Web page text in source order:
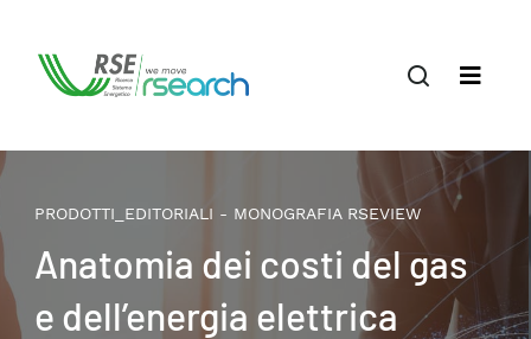
PRODOTTI_EDITORIALI - MONOGRAFIA RSEVIEW
Il terziario privato nella
transizione energetica: